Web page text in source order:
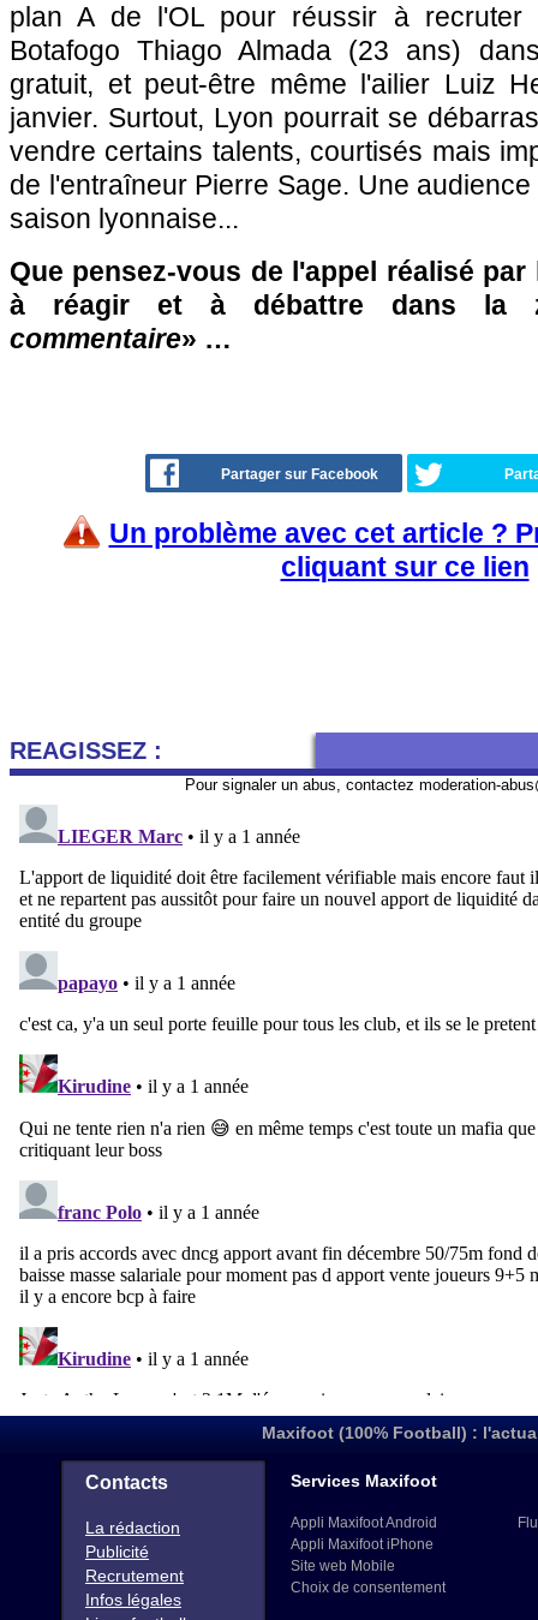
plan A de l'OL pour réussir à recruter
Botafogo Thiago Almada (23 ans)
gratuit, et peut-être même l'ailier Luiz
janvier. Surtout, Lyon pourrait se
vendre certains talents, courtisés mais
de l'entraîneur Pierre Sage. Une
saison lyonnaise...
Que pensez-vous de l'appel réalisé
à réagir et à débattre dans la
commentaire» …
Partager sur Facebook
Un problème avec cet article ?
cliquant sur ce lien
REAGISSEZ :
Pour signaler un abus, contactez moderation-
Maxifoot (100% Football) :
Contacts
La rédaction
Publicité
Recrutement
Infos légales
Services Maxifoot
Appli Maxifoot Android
Appli Maxifoot iPhone
Site web Mobile
Choix de consentement